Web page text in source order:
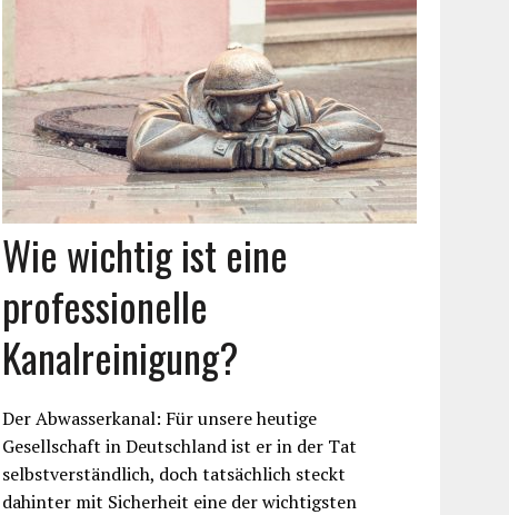
Wie wichtig ist eine
professionelle
Kanalreinigung?
Der Abwasserkanal: Für unsere heutige
Gesellschaft in Deutschland ist er in der Tat
selbstverständlich, doch tatsächlich steckt
dahinter mit Sicherheit eine der wichtigsten